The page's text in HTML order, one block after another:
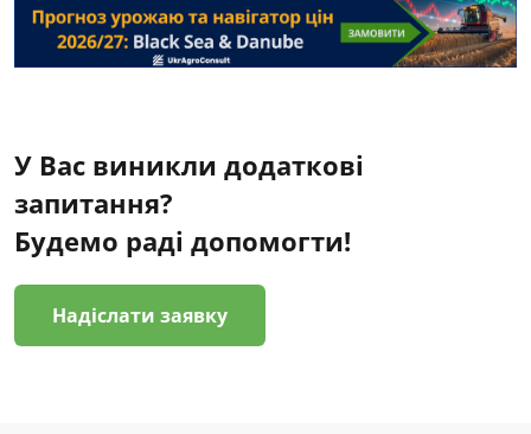
У Вас виникли додаткові
запитання?
Будемо раді допомогти!
Надіслати заявку